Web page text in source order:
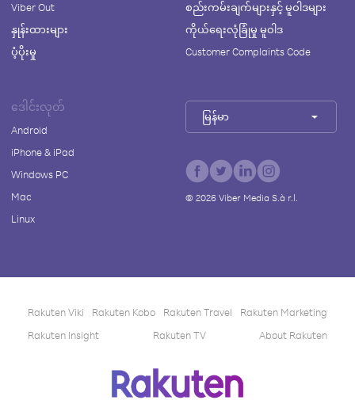
Viber Out
နှုန်းထားများ
ပံ့ပိုးမှု
စည်းကမ်းချက်များနှင့် မူဝါဒများ
ကိုယ်ရေးလုံခြုံမှု မူဝါဒ
Customer Complaints Code
ဒေါင်းလုတ်
Android
iPhone & iPad
Windows PC
Mac
Linux
မြန်မာ
© 2026Viber Media S.à r.l.
Rakuten Viki Rakuten Kobo Rakuten Travel
Rakuten Marketing
Rakuten Insight
Rakuten TV About Rakuten